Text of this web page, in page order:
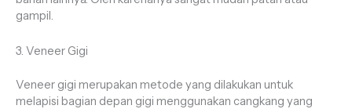
gampil.
3. Veneer Gigi
Veneer gigi merupakan metode yang dilakukan untuk
melapisi bagian depan gigi menggunakan cangkang yang